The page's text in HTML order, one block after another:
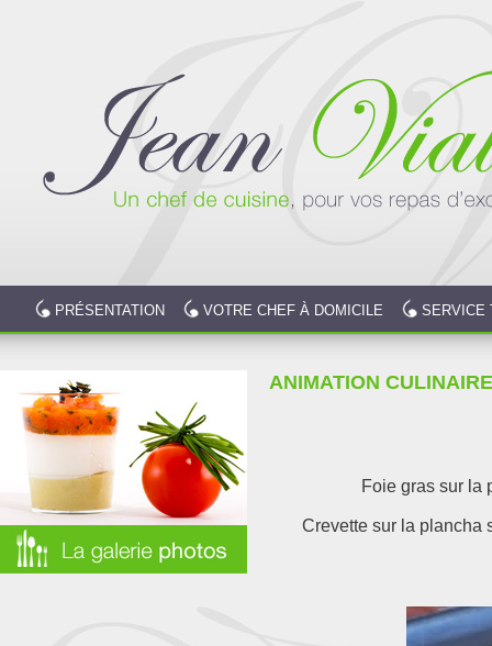
PRÉSENTATION VOTRE CHEF À DOMICILE SERVICE
ANIMATION CULINAIRE
Foie gras sur la
Crevette sur la plancha